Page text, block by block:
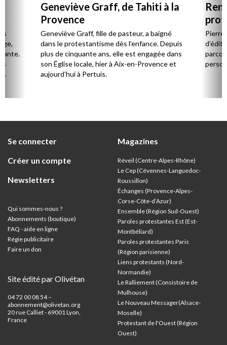
Geneviève Graff, de Tahiti à la
Provence
Geneviève Graff, fille de pasteur, a baigné
dans le protestantisme dès l’enfance. Depuis
plus de cinquante ans, elle est engagée dans
son Église locale, hier à Aix-en-Provence et
aujourd’hui à Pertuis.
Se connecter
Créer un compte
Newsletters
Qui sommes-nous ?
Abonnements (boutique)
FAQ - aide en ligne
Régie publicitaire
Faire un don
Site édité par Olivétan
04 72 00 08 54 –
abonnement@olivetan.org
20 rue Calliet - 69001 Lyon,
France
Magazines
Réveil (Centre-Alpes-Rhône)
Le Cep (Cévennes-Languedoc-
Roussillon)
Échanges (Provence-Alpes-
Corse-Côte-d’Azur)
Ensemble (Région Sud-Ouest)
Paroles protestantes Est (Est-
Montbéliard)
Paroles protestantes Paris
(Région parisienne)
Liens protestants (Nord-
Normandie)
Le Ralliement (Consistoire de
Mulhouse)
Le Nouveau Messager(Alsace-
Moselle)
Protestant de l'Ouest (Région
Ouest)